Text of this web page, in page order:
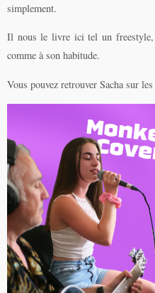
simplement.
Il nous le livre ici tel un freestyle,
comme à son habitude.
Vous pouvez retrouver Sacha sur